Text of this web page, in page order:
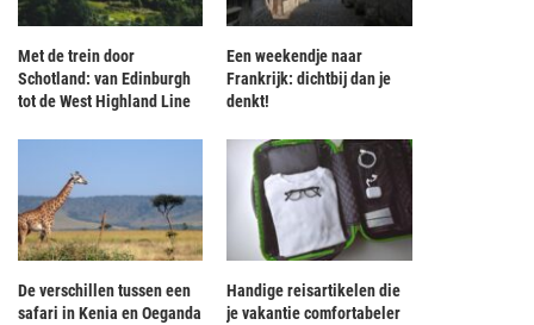
Met de trein door
Schotland: van Edinburgh
tot de West Highland Line
Een weekendje naar
Frankrijk: dichtbij dan je
denkt!
De verschillen tussen een
safari in Kenia en Oeganda
Handige reisartikelen die
je vakantie comfortabeler